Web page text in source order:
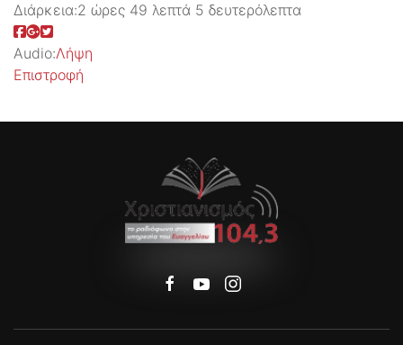
Διάρκεια:2 ώρες 49 λεπτά 5 δευτερόλεπτα
Audio:Λήψη
Επιστροφή